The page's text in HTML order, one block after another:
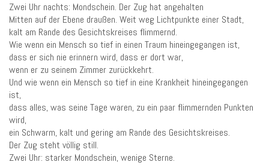
Zwei Uhr nachts: Mondschein. Der Zug hat angehalten
Mitten auf der Ebene draußen. Weit weg Lichtpunkte einer Stadt,
kalt am Rande des Gesichtskreises flimmernd.
Wie wenn ein Mensch so tief in einen Traum hineingegangen ist,
dass er sich nie erinnern wird, dass er dort war,
wenn er zu seinem Zimmer zurückkehrt.
Und wie wenn ein Mensch so tief in eine Krankheit hineingegangen
ist,
dass alles, was seine Tage waren, zu ein paar flimmernden Punkten
wird,
ein Schwarm, kalt und gering am Rande des Gesichtskreises.
Der Zug steht völlig still.
Zwei Uhr: starker Mondschein, wenige Sterne.